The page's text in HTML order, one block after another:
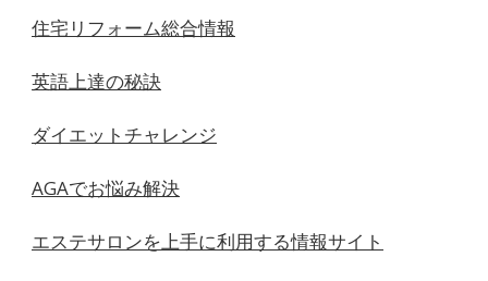
住宅リフォーム総合情報
英語上達の秘訣
ダイエットチャレンジ
AGAでお悩み解決
エステサロンを上手に利用する情報サイト